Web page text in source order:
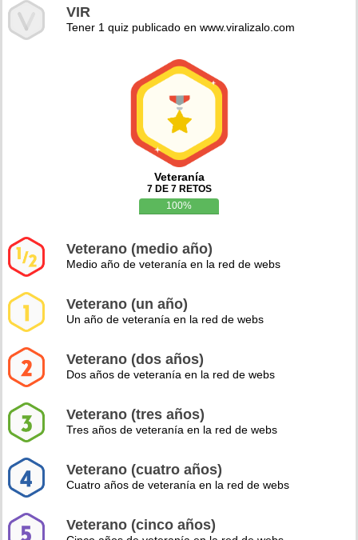
VIR
Tener 1 quiz publicado en www.viralizalo.com
Veteranía
7 DE 7 RETOS
100%
Veterano (medio año)
Medio año de veteranía en la red de webs
Veterano (un año)
Un año de veteranía en la red de webs
Veterano (dos años)
Dos años de veteranía en la red de webs
Veterano (tres años)
Tres años de veteranía en la red de webs
Veterano (cuatro años)
Cuatro años de veteranía en la red de webs
Veterano (cinco años)